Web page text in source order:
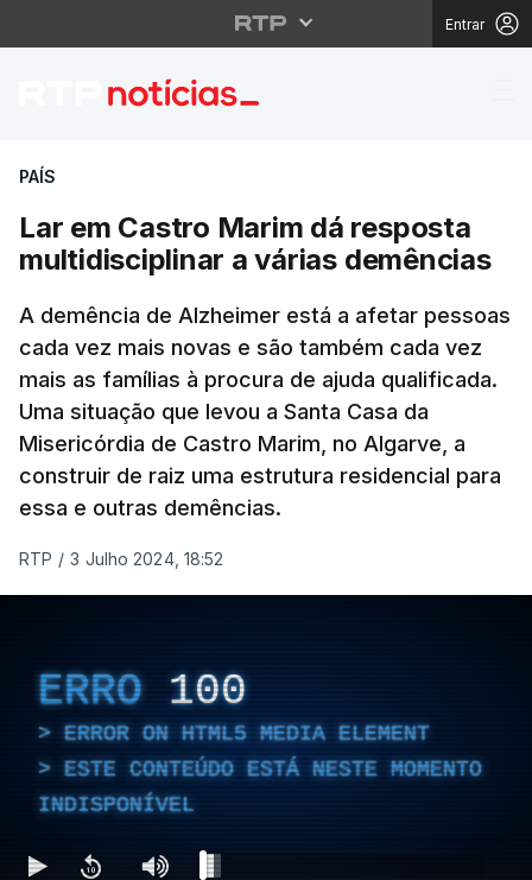
Entrar
Lar em Castro Marim
PAÍS
Lar em Castro Marim dá resposta
multidisciplinar a várias demências
A demência de Alzheimer está a afetar pessoas
cada vez mais novas e são também cada vez
mais as famílias à procura de ajuda qualificada.
Uma situação que levou a Santa Casa da
Misericórdia de Castro Marim, no Algarve, a
construir de raiz uma estrutura residencial para
essa e outras demências.
RTP / 3 Julho 2024, 18:52
ERRO 100
ERROR ON HTML5 MEDIA ELEMENT
ESTE CONTEÚDO ESTÁ NESTE MOMENTO
INDISPONÍVEL